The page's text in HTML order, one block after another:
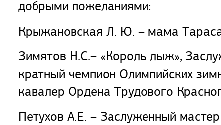
добрыми пожеланиями:
Крыжановская Л. Ю. – мама
Зимятов Н.С.– «Король лыж»,
кратный чемпион Олимпийских
кавалер Ордена Трудового
Петухов А.Е. – Заслуженный